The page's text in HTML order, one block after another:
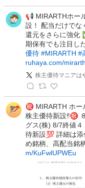
ベ
ー
ス
も
が
＠
株
蒐
株
主
優
📢 MIRARTHホー
設！ 配当だけで
還元をさらに強化
期保有でも注目し
優待 #MIRARTH #
ruhaya.com/
株主優待マニアは
㊗️ MIRARTH ホー
株主優待新設‼️㊗️
グス(株) 8/7終値
待新設💯 詳細は添
め銘柄、高配当銘
m/KuFwlUPWEu